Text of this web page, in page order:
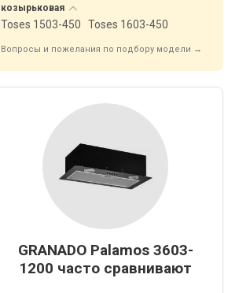
козырьковая
Toses 1503-450 Toses 1603-450
Вопросы и пожелания по подбору модели →
GRANADO Palamos 3603-
1200 часто сравнивают